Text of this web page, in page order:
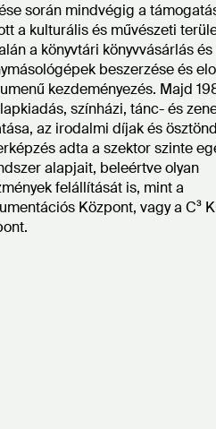
során mindvégig a
a kulturális és művészeti
a könyvtári könyvvásárlás és
beszerzése és
kezdeményezés. Majd
színházi, tánc- és
az irodalmi díjak és
adta a szektor szinte
alapjait, beleértve olyan
felállítását is, mint a
Központ, vagy a C³